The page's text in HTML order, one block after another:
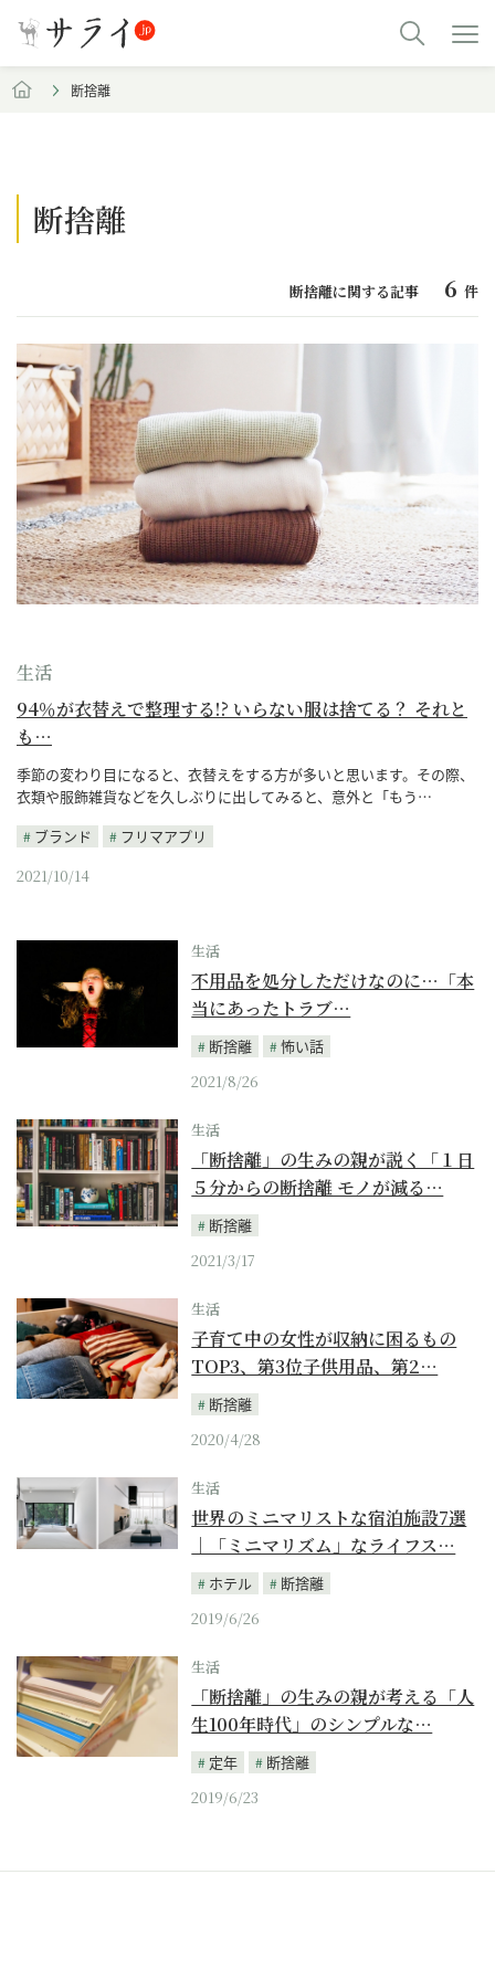
断捨離
断捨離
断捨離に関する記事 6 件
生活
94％が衣替えで整理する!? いらない服は捨てる？ それと
も…
季節の変わり目になると、衣替えをする方が多いと思います。その際、
衣類や服飾雑貨などを久しぶりに出してみると、意外と「もう…
ブランド
フリマアプリ
2021/10/14
生活
不用品を処分しただけなのに…「本
当にあったトラブ…
断捨離
怖い話
2021/8/26
生活
「断捨離」の生みの親が説く「１日
５分からの断捨離 モノが減る…
断捨離
2021/3/17
生活
子育て中の女性が収納に困るもの
TOP3、第3位子供用品、第2…
断捨離
2020/4/28
生活
世界のミニマリストな宿泊施設7選
｜「ミニマリズム」なライフス…
ホテル
断捨離
2019/6/26
生活
「断捨離」の生みの親が考える「人
生100年時代」のシンプルな…
定年
断捨離
2019/6/23